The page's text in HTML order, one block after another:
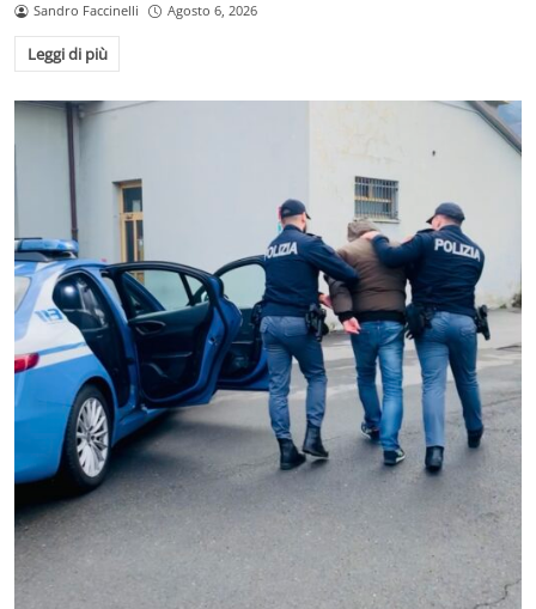
Sandro Faccinelli Agosto 6, 2026
Leggi di più